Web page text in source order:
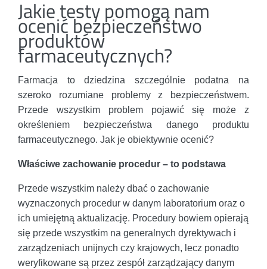
Jakie testy pomogą nam
ocenić bezpieczeństwo
produktów
farmaceutycznych?
Farmacja to dziedzina szczególnie podatna na
szeroko rozumiane problemy z bezpieczeństwem.
Przede wszystkim problem pojawić się może z
określeniem bezpieczeństwa danego produktu
farmaceutycznego. Jak je obiektywnie ocenić?
Właściwe zachowanie procedur – to podstawa
Przede wszystkim należy dbać o zachowanie
wyznaczonych procedur w danym laboratorium oraz o
ich umiejętną aktualizację. Procedury bowiem opierają
się przede wszystkim na generalnych dyrektywach i
zarządzeniach unijnych czy krajowych, lecz ponadto
weryfikowane są przez zespół zarządzający danym